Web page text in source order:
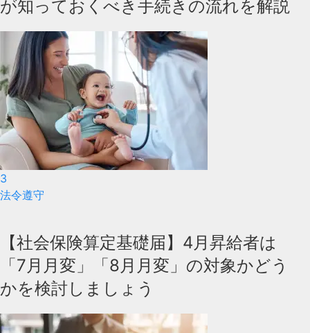
が知っておくべき手続きの流れを解説
3
法令遵守
【社会保険算定基礎届】4月昇給者は
「7月月変」「8月月変」の対象かどう
かを検討しましょう